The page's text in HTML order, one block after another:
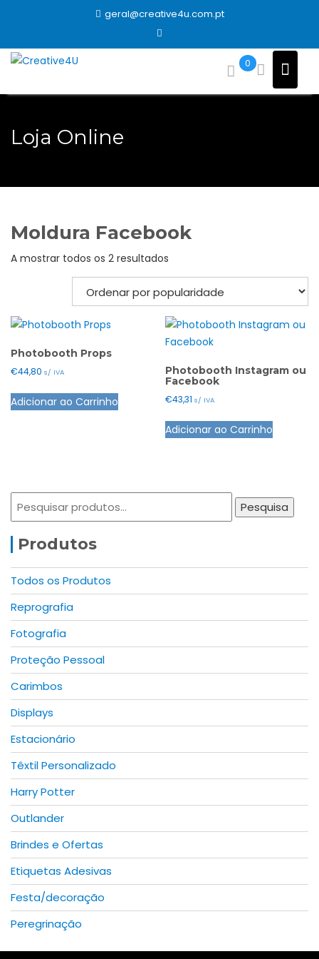
geral@creative4u.com.pt
0
Loja Online
Moldura Facebook
A mostrar todos os 2 resultados
por
popularidade
Photobooth Props
€44,80 s/ IVA
Adicionar ao Carrinho
Photobooth Instagram ou
Facebook
€43,31 s/ IVA
Adicionar ao Carrinho
Pesquisar
Pesquisa
Produtos
Todos os Produtos
Reprografia
Fotografia
Proteção Pessoal
Carimbos
Displays
Estacionário
Têxtil Personalizado
Harry Potter
Outlander
Brindes e Ofertas
Etiquetas Adesivas
Festa/decoração
Peregrinação